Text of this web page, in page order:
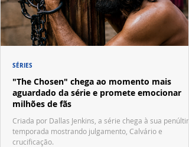
"The Chosen" chega ao momento mais
aguardado da série e promete emocionar
milhões de fãs
Criada por Dallas Jenkins, a série chega à sua
temporada mostrando julgamento, Calvário e
crucificação.
SÉRIES